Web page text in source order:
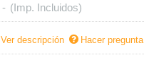
- (Imp. Incluidos)
Ver descripción Hacer pregunta